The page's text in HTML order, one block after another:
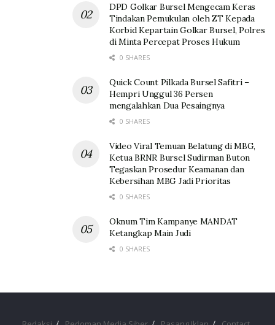
DPD Golkar Bursel Mengecam Keras
Tindakan Pemukulan oleh ZT Kepada
Korbid Kepartain Golkar Bursel, Polres
di Minta Percepat Proses Hukum
0 SHARES
Quick Count Pilkada Bursel Safitri –
Hempri Unggul 36 Persen
mengalahkan Dua Pesaingnya
0 SHARES
Video Viral Temuan Belatung di MBG,
Ketua BRNR Bursel Sudirman Buton
Tegaskan Prosedur Keamanan dan
Kebersihan MBG Jadi Prioritas
0 SHARES
Oknum Tim Kampanye MANDAT
Ketangkap Main Judi
0 SHARES